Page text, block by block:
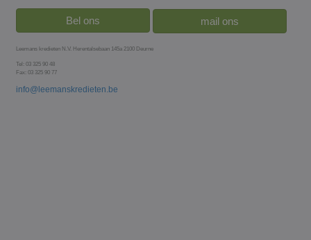
Bel ons mail ons
Leemans kredieten N.V. Herentalsebaan 145a 2100 Deurne
Tel: 03 325 90 48
Fax: 03 325 90 77
info@leemanskredieten.be